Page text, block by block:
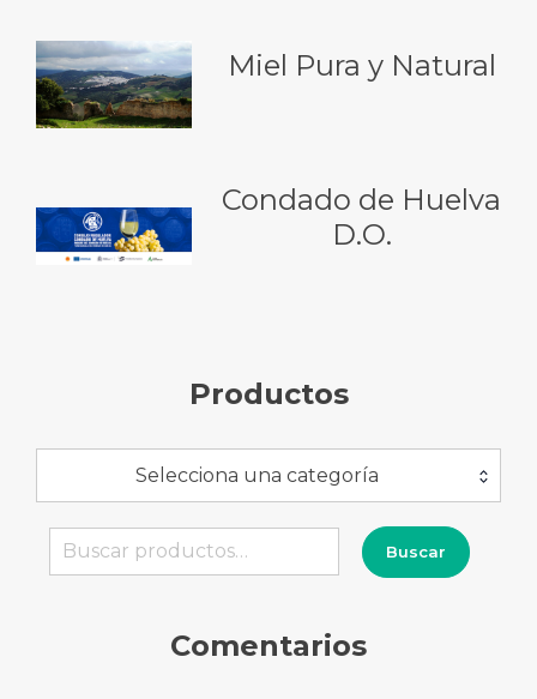
Miel Pura y Natural
Condado de Huelva
D.O.
Productos
Selecciona una categoría
Buscar
Buscar
Comentarios